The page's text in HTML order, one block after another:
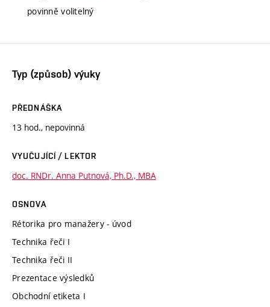
povinně volitelný
Typ (způsob) výuky
PŘEDNÁŠKA
13 hod., nepovinná
VYUČUJÍCÍ / LEKTOR
doc. RNDr. Anna Putnová, Ph.D., MBA
OSNOVA
Rétorika pro manažery - úvod
Technika řeči I
Technika řeči II
Prezentace výsledků
Obchodní etiketa I